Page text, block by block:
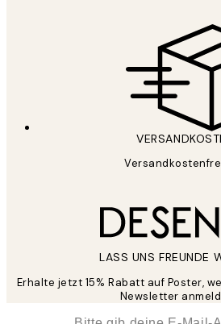
LASS UNS FREUNDE
Erhalte jetzt 15% Rabatt auf Poster,
Newsletter